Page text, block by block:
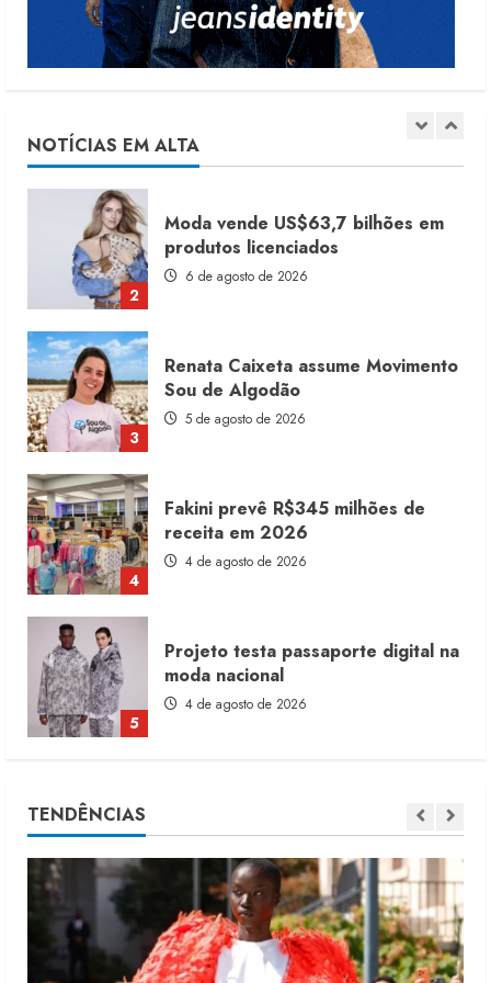
NOTÍCIAS EM ALTA
5
1
7 de agosto de 2026
2
Moda vende US$63,7 bilhões em
produtos licenciados
6 de agosto de 2026
3
Renata Caixeta assume Movimento
Sou de Algodão
5 de agosto de 2026
4
Fakini prevê R$345 milhões de
receita em 2026
4 de agosto de 2026
5
Projeto testa passaporte digital na
moda nacional
4 de agosto de 2026
1
Moda vende US$63,7 bilhões em
produtos licenciados
TENDÊNCIAS